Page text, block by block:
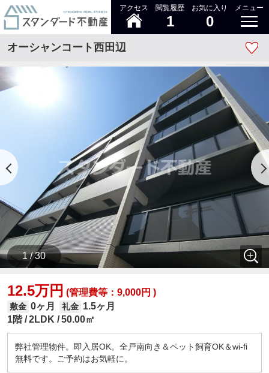
アクセス 閲覧履歴
1
お気に入り
0
メニュー
オーシャンコート西田辺
1 / 30
12.5万円 (管理費等：9,000円 )
敷金 0ヶ月 礼金 1.5ヶ月
1階 2LDK 50.00㎡
弊社管理物件。即入居OK。全戸南向き＆ペット飼育OK＆wi-fi
無料です。ご予約はお気軽に。